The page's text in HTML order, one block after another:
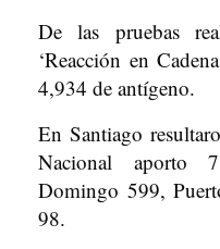
De las pruebas
‘Reacción en
4,934 de antígeno.
En Santiago
Nacional aporto
Domingo 599,
98.